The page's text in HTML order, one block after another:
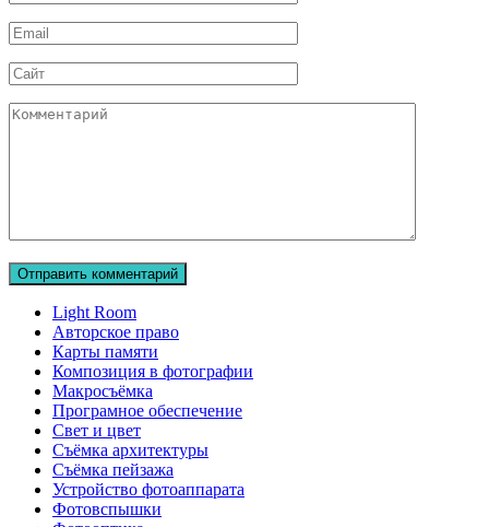
Email
Сайт
Комментарий
Light Room
Авторское право
Карты памяти
Композиция в фотографии
Макросъёмка
Програмное обеспечение
Свет и цвет
Съёмка архитектуры
Съёмка пейзажа
Устройство фотоаппарата
Фотовспышки